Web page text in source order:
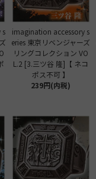
s
imagination accessory s
eries 東京リベンジャーズ
リングコレクション VO
L.2 [3.三ツ谷 隆]【 ネコ
ポス不可 】
239円(内税)